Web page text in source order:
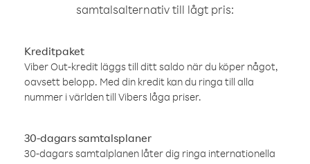
samtalsalternativ till lågt pris:
Kreditpaket
Viber Out-kredit läggs till ditt saldo när du köper något,
oavsett belopp. Med din kredit kan du ringa till alla
nummer i världen till Vibers låga priser.
30-dagars samtalsplaner
30-dagars samtalplanen låter dig ringa internationella